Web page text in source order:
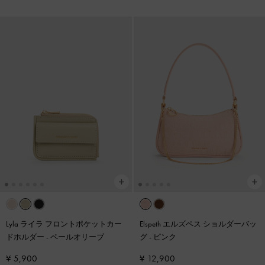
Lyla ライラ フロントポケットカー
ドホルダー - ペールオリーブ
¥ 5,900
Elspeth エルズペス ショルダーバッ
グ- ピンク
¥ 12,900